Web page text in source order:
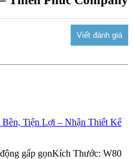
gấp gọnKích Thước: W80